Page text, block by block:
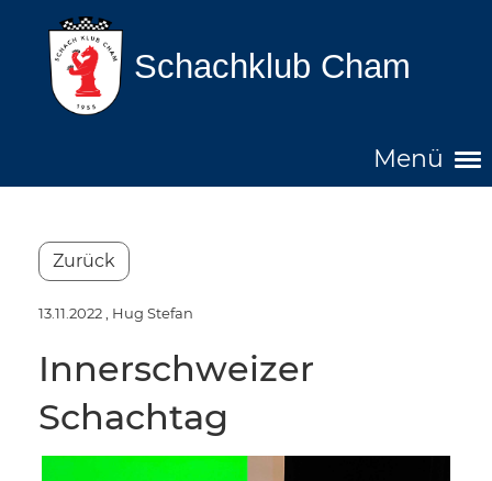
Schachklub Cham
Menü
Zurück
13.11.2022 , Hug Stefan
Innerschweizer
Schachtag